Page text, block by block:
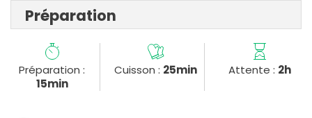
Préparation
Préparation :
15min
Cuisson : 25min Attente : 2h